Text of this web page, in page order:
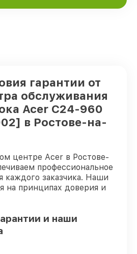
гарантии от
обслуживания
Acer C24-960
в Ростове-на-
центре Acer в Ростове-
профессиональное
каждого заказчика. Наши
на принципах доверия и
и наши